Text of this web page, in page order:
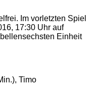
Im vorletzten Spiel
17:30 Uhr auf
Einheit
Timo